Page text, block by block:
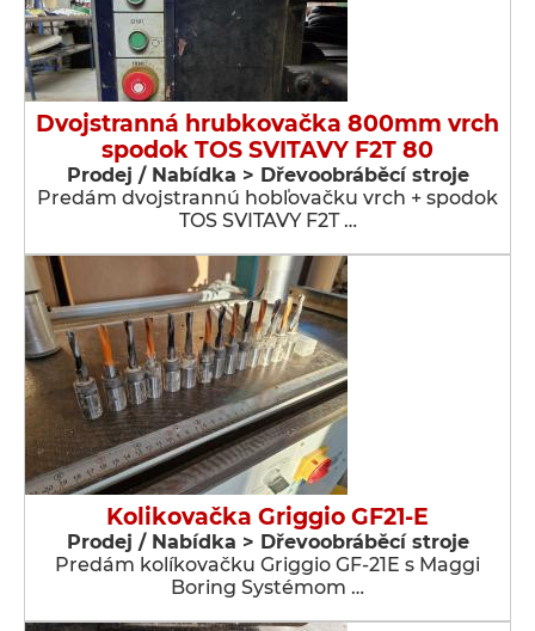
Dvojstranná hrubkovačka 800mm vrch
spodok TOS SVITAVY F2T 80
Prodej / Nabídka > Dřevoobráběcí stroje
Predám dvojstrannú hobľovačku vrch + spodok
TOS SVITAVY F2T …
Kolikovačka Griggio GF21-E
Prodej / Nabídka > Dřevoobráběcí stroje
Predám kolíkovačku Griggio GF-21E s Maggi
Boring Systémom …